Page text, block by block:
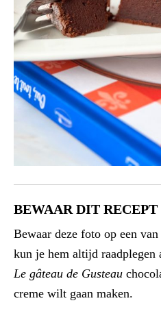
BEWAAR DIT
Bewaar deze foto op een
kun je hem altijd
Le gâteau de Gusteau
creme wilt gaan maken.